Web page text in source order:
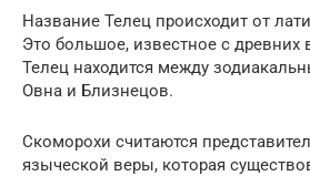
Название Телец происходит от
Это большое, известное с древних
Телец находится между
Овна и Близнецов.
Скоморохи считаются
языческой веры, которая